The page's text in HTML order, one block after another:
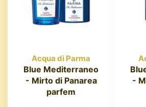
Acqua di Parma
Blue Mediterraneo
- Mirto di Panarea
parfem
-